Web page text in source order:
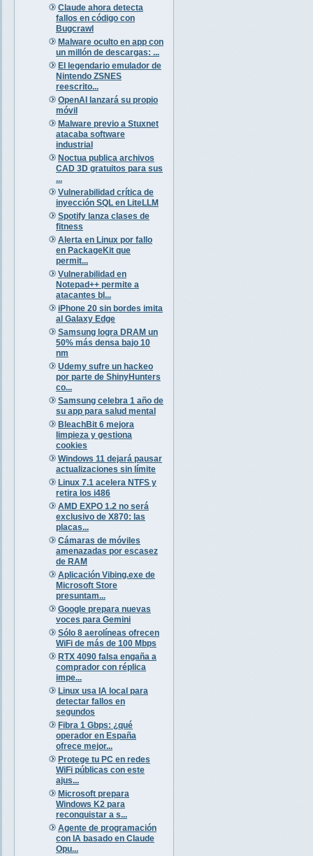
Claude ahora detecta
fallos en código con
Bugcrawl
Malware oculto en app con
un millón de descargas: ...
El legendario emulador de
Nintendo ZSNES
reescrito...
OpenAI lanzará su propio
móvil
Malware previo a Stuxnet
atacaba software
industrial
Noctua publica archivos
CAD 3D gratuitos para sus
...
Vulnerabilidad crítica de
inyección SQL en LiteLLM
Spotify lanza clases de
fitness
Alerta en Linux por fallo
en PackageKit que
permit...
Vulnerabilidad en
Notepad++ permite a
atacantes bl...
iPhone 20 sin bordes imita
al Galaxy Edge
Samsung logra DRAM un
50% más densa bajo 10
nm
Udemy sufre un hackeo
por parte de ShinyHunters
co...
Samsung celebra 1 año de
su app para salud mental
BleachBit 6 mejora
limpieza y gestiona
cookies
Windows 11 dejará pausar
actualizaciones sin límite
Linux 7.1 acelera NTFS y
retira los i486
AMD EXPO 1.2 no será
exclusivo de X870: las
placas...
Cámaras de móviles
amenazadas por escasez
de RAM
Aplicación Vibing.exe de
Microsoft Store
presuntam...
Google prepara nuevas
voces para Gemini
Sólo 8 aerolíneas ofrecen
WiFi de más de 100 Mbps
RTX 4090 falsa engaña a
comprador con réplica
impe...
Linux usa IA local para
detectar fallos en
segundos
Fibra 1 Gbps: ¿qué
operador en España
ofrece mejor...
Protege tu PC en redes
WiFi públicas con este
ajus...
Microsoft prepara
Windows K2 para
reconquistar a s...
Agente de programación
con IA basado en Claude
Opu...